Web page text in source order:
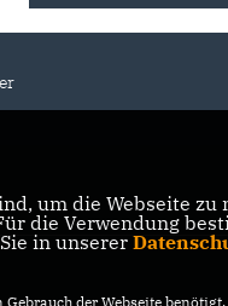
um die Webseite
die Verwendung
in unserer
der Webseite benötigt.